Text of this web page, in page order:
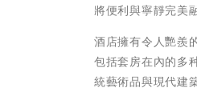
將便利與寧靜完美
酒店擁有令人艷羨
包括套房在內的多
統藝術品與現代建